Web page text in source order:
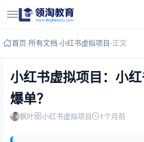
首页-所有文档-小红书虚拟项目-正文
小红书虚拟项目：小
爆单？
枫叶 小红书虚拟项目 1个月前